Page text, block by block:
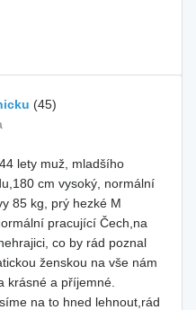
(45)
lety muž, mladšího
cm vysoký, normální
85 kg, prý hezké M
pracující Čech,na
co by rád poznal
ženskou na vše nám
krásné a příjemné.
na to hned lehnout,rád